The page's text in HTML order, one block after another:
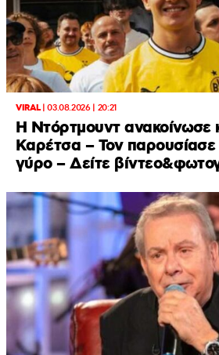
VIRAL|03.08.2026 | 20:21
Η Ντόρτμουντ ανακοίνωσε
Καρέτσα – Τον
γύρο – Δείτε